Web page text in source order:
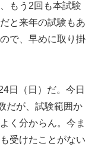
もう2回も本試験
と来年の試験もあ
で、早めに取り掛
日（日）だ。今日
だが、試験範囲か
く分からん。今ま
受けたことがない